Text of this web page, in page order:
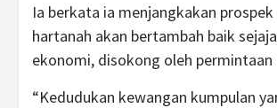
Ia berkata ia menjangkakan prospek
hartanah akan bertambah baik
ekonomi, disokong oleh
“Kedudukan kewangan kumpulan